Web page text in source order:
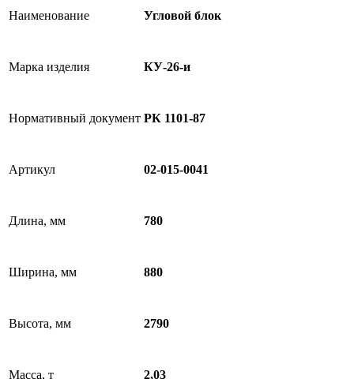
Наименование Угловой блок
Марка изделия КУ-26-и
Нормативный документ РК 1101-87
Артикул 02-015-0041
Длина, мм 780
Ширина, мм 880
Высота, мм 2790
Масса, т 2,03